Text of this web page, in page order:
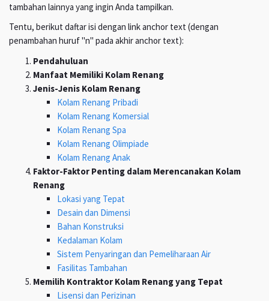
tambahan lainnya yang ingin Anda tampilkan.
Tentu, berikut daftar isi dengan link anchor text (dengan
penambahan huruf "n" pada akhir anchor text):
Pendahuluan
Manfaat Memiliki Kolam Renang
Jenis-Jenis Kolam Renang
Kolam Renang Pribadi
Kolam Renang Komersial
Kolam Renang Spa
Kolam Renang Olimpiade
Kolam Renang Anak
Faktor-Faktor Penting dalam Merencanakan Kolam
Renang
Lokasi yang Tepat
Desain dan Dimensi
Bahan Konstruksi
Kedalaman Kolam
Sistem Penyaringan dan Pemeliharaan Air
Fasilitas Tambahan
Memilih Kontraktor Kolam Renang yang Tepat
Lisensi dan Perizinan